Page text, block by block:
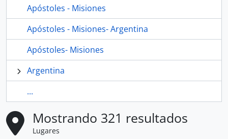
Apóstoles - Misiones
Apóstoles - Misiones- Argentina
Apóstoles- Misiones
Argentina
...
Mostrando 321 resultados
Lugares